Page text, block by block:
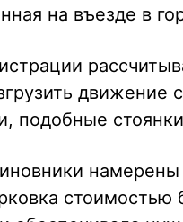
на въезде в
движение
подобные